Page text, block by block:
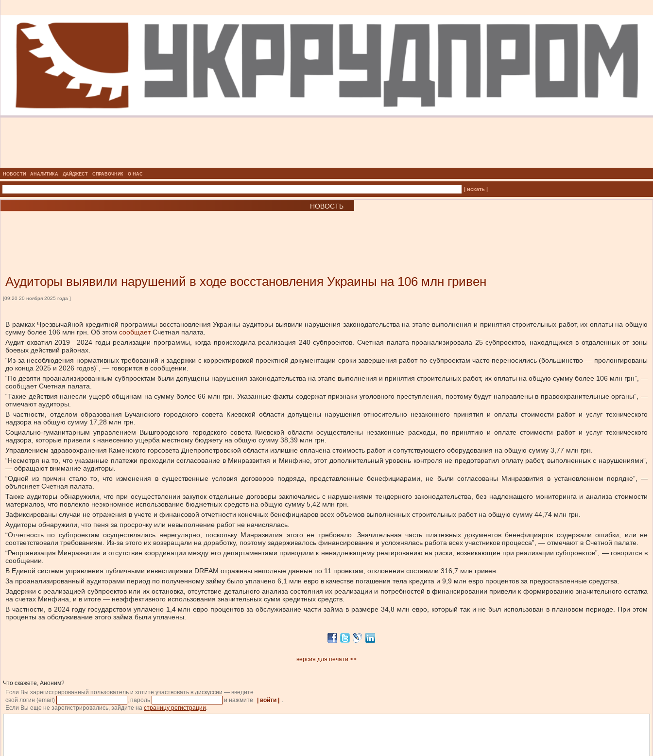
НОВОСТИ АНАЛИТИКА ДАЙДЖЕСТ СПРАВОЧНИК О НАС
| искать |
НОВОСТЬ
Аудиторы выявили нарушений в ходе восстановления Украины на 106 млн гривен
[09:20 20 ноября 2025 года ]
В рамках Чрезвычайной кредитной программы восстановления Украины аудиторы выявили нарушения законодательства на этапе выполнения и принятия строительных работ, их оплаты на общую
сумму более 106 млн грн. Об этом сообщает Счетная палата.
Аудит охватил 2019—2024 годы реализации программы, когда происходила реализация 240 субпроектов. Счетная палата проанализировала 25 субпроектов, находящихся в отдаленных от зоны
боевых действий районах.
“Из-за несоблюдения нормативных требований и задержки с корректировкой проектной документации сроки завершения работ по субпроектам часто переносились (большинство — пролонгированы
до конца 2025 и 2026 годов)”, — говорится в сообщении.
“По девяти проанализированным субпроектам были допущены нарушения законодательства на этапе выполнения и принятия строительных работ, их оплаты на общую сумму более 106 млн грн”, —
сообщает Счетная палата.
“Такие действия нанесли ущерб общинам на сумму более 66 млн грн. Указанные факты содержат признаки уголовного преступления, поэтому будут направлены в правоохранительные органы”, —
отмечают аудиторы.
В частности, отделом образования Бучанского городского совета Киевской области допущены нарушения относительно незаконного принятия и оплаты стоимости работ и услуг технического
надзора на общую сумму 17,28 млн грн.
Социально-гуманитарным управлением Вышгородского городского совета Киевской области осуществлены незаконные расходы, по принятию и оплате стоимости работ и услуг технического
надзора, которые привели к нанесению ущерба местному бюджету на общую сумму 38,39 млн грн.
Управлением здравоохранения Каменского горсовета Днепропетровской области излишне оплачена стоимость работ и сопутствующего оборудования на общую сумму 3,77 млн грн.
“Несмотря на то, что указанные платежи проходили согласование в Минразвития и Минфине, этот дополнительный уровень контроля не предотвратил оплату работ, выполненных с нарушениями”,
— обращают внимание аудиторы.
“Одной из причин стало то, что изменения в существенные условия договоров подряда, представленные бенефициарами, не были согласованы Минразвития в установленном порядке”, —
объясняет Счетная палата.
Также аудиторы обнаружили, что при осуществлении закупок отдельные договоры заключались с нарушениями тендерного законодательства, без надлежащего мониторинга и анализа стоимости
материалов, что повлекло неэкономное использование бюджетных средств на общую сумму 5,42 млн грн.
Зафиксированы случаи не отражения в учете и финансовой отчетности конечных бенефициаров всех объемов выполненных строительных работ на общую сумму 44,74 млн грн.
Аудиторы обнаружили, что пеня за просрочку или невыполнение работ не начислялась.
“Отчетность по субпроектам осуществлялась нерегулярно, поскольку Минразвития этого не требовало. Значительная часть платежных документов бенефициаров содержали ошибки, или не
соответствовали требованиям. Из-за этого их возвращали на доработку, поэтому задерживалось финансирование и усложнялась работа всех участников процесса”, — отмечают в Счетной палате.
“Реорганизация Минразвития и отсутствие координации между его департаментами приводили к ненадлежащему реагированию на риски, возникающие при реализации субпроектов”, — говорится в
сообщении.
В Единой системе управления публичными инвестициями DREAM отражены неполные данные по 11 проектам, отклонения составили 316,7 млн гривен.
За проанализированный аудиторами период по полученному займу было уплачено 6,1 млн евро в качестве погашения тела кредита и 9,9 млн евро процентов за предоставленные средства.
Задержки с реализацией субпроектов или их остановка, отсутствие детального анализа состояния их реализации и потребностей в финансировании привели к формированию значительного остатка
на счетах Минфина, и в итоге — неэффективного использования значительных сумм кредитных средств.
В частности, в 2024 году государством уплачено 1,4 млн евро процентов за обслуживание части займа в размере 34,8 млн евро, который так и не был использован в плановом периоде. При этом
проценты за обслуживание этого займа были уплачены.
версия для печати >>
Что скажете, Аноним?
Если Вы зарегистрированный пользователь и хотите участвовать в дискуссии — введите
свой логин (email)
, пароль и нажмите | войти |
.
Если Вы еще не зарегистрировались, зайдите на страницу регистрации.